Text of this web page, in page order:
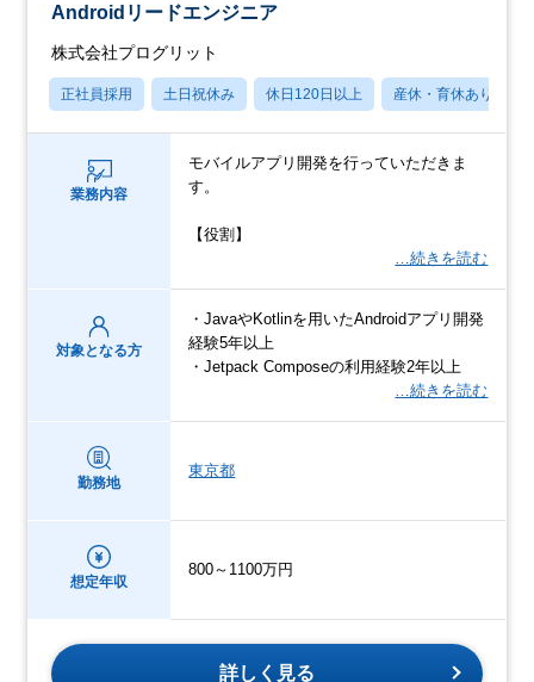
Androidリードエンジニア
株式会社プログリット
正社員採用 土日祝休み 休日120日以上 産休・育休あり
業務内容
モバイルアプリ開発を行っていただきま
す。
【役割】
…続きを読む
対象となる方
・JavaやKotlinを用いたAndroidアプリ開発
経験5年以上
・Jetpack Composeの利用経験2年以上
…続きを読む
勤務地
東京都
想定年収
800～1100万円
詳しく見る